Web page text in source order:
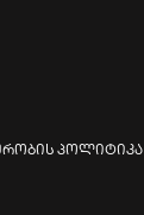
პოლიტიკა